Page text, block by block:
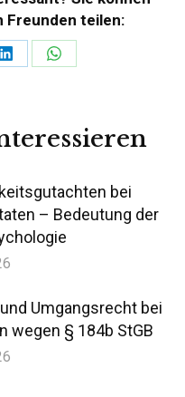
Freunden teilen:
Teilen
Teilen
bei
– Bedeutung der
Umgangsrecht bei
wegen § 184b StGB